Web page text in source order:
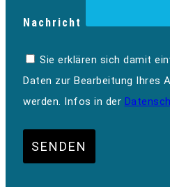
Nachricht
Sie erklären sich damit
Daten zur Bearbeitung Ihres
werden. Infos in der
SENDEN